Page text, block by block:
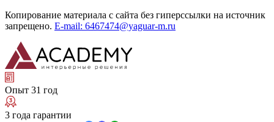
Копирование материала с сайта без гиперссылки на источник
запрещено. E-mail: 6467474@yaguar-m.ru
Опыт 31 год
3 года гарантии